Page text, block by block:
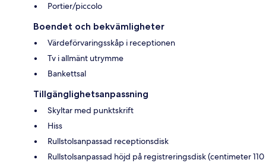
Portier/piccolo
Boendet och bekvämligheter
Värdeförvaringsskåp i receptionen
Tv i allmänt utrymme
Bankettsal
Tillgänglighetsanpassning
Skyltar med punktskrift
Hiss
Rullstolsanpassad receptionsdisk
Rullstolsanpassad höjd på registreringsdisk (centimeter 110